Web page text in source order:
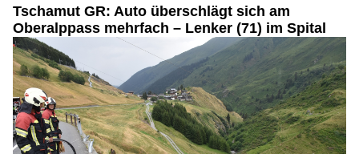
Tschamut GR: Auto überschlägt sich am
Oberalppass mehrfach – Lenker (71) im Spital